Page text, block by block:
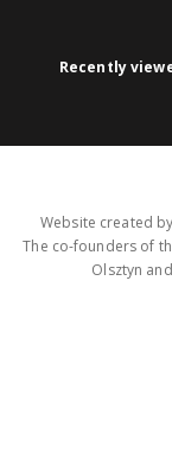
Recently
Website created
The co-founders of
Olsztyn